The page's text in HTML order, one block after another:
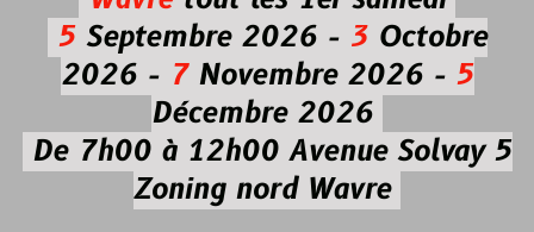
5Septembre 2026 - 3Octobre
2026 -7Novembre 2026 - 5
Décembre 2026
De 7h00 à 12h00 Avenue Solvay 5
Zoning nord Wavre